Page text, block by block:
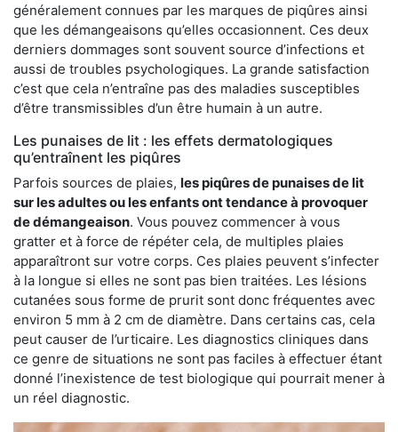
généralement connues par les marques de piqûres ainsi
que les démangeaisons qu’elles occasionnent. Ces deux
derniers dommages sont souvent source d’infections et
aussi de troubles psychologiques. La grande satisfaction
c’est que cela n’entraîne pas des maladies susceptibles
d’être transmissibles d’un être humain à un autre.
Les punaises de lit : les effets dermatologiques
qu’entraînent les piqûres
Parfois sources de plaies, les piqûres de punaises de lit
sur les adultes ou les enfants ont tendance à provoquer
de démangeaison. Vous pouvez commencer à vous
gratter et à force de répéter cela, de multiples plaies
apparaîtront sur votre corps. Ces plaies peuvent s’infecter
à la longue si elles ne sont pas bien traitées. Les lésions
cutanées sous forme de prurit sont donc fréquentes avec
environ 5 mm à 2 cm de diamètre. Dans certains cas, cela
peut causer de l’urticaire. Les diagnostics cliniques dans
ce genre de situations ne sont pas faciles à effectuer étant
donné l’inexistence de test biologique qui pourrait mener à
un réel diagnostic.